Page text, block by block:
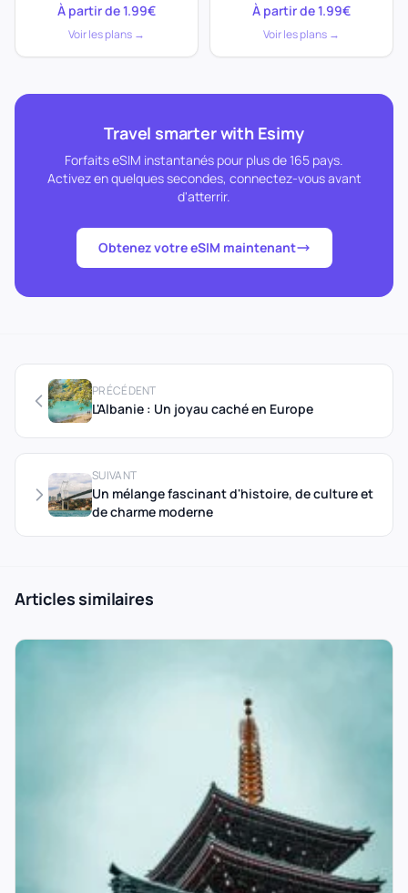
À partir de 1.99€
Voir les plans →
À partir de 1.99€
Voir les plans →
Travel smarter with Esimy
Forfaits eSIM instantanés pour plus de 165 pays.
Activez en quelques secondes, connectez-vous avant
d'atterrir.
Obtenez votre eSIM maintenant
PRÉCÉDENT
L'Albanie : Un joyau caché en Europe
SUIVANT
Un mélange fascinant d'histoire, de culture et
de charme moderne
Articles similaires